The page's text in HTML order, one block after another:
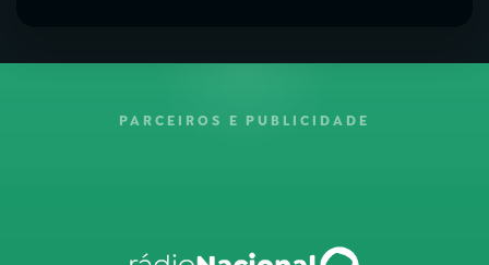
PARCEIROS E PUBLICIDADE